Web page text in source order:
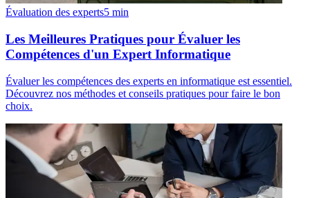
Évaluation des experts5 min
Les Meilleures Pratiques pour Évaluer les
Compétences d'un Expert Informatique
Évaluer les compétences des experts en informatique est essentiel.
Découvrez nos méthodes et conseils pratiques pour faire le bon
choix.